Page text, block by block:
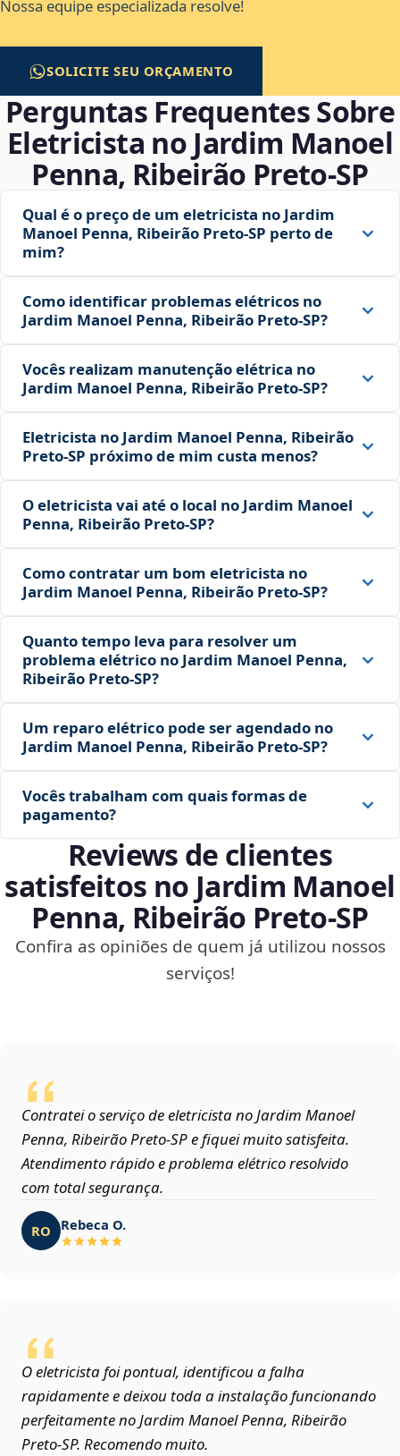
Nossa equipe especializada resolve!
SOLICITE SEU ORÇAMENTO
Perguntas Frequentes Sobre
Eletricista no Jardim Manoel
Penna, Ribeirão Preto‑SP
Qual é o preço de um eletricista no Jardim
Manoel Penna, Ribeirão Preto‑SP perto de
mim?
Como identificar problemas elétricos no
Jardim Manoel Penna, Ribeirão Preto‑SP?
Vocês realizam manutenção elétrica no
Jardim Manoel Penna, Ribeirão Preto‑SP?
Eletricista no Jardim Manoel Penna, Ribeirão
Preto‑SP próximo de mim custa menos?
O eletricista vai até o local no Jardim Manoel
Penna, Ribeirão Preto‑SP?
Como contratar um bom eletricista no
Jardim Manoel Penna, Ribeirão Preto‑SP?
Quanto tempo leva para resolver um
problema elétrico no Jardim Manoel Penna,
Ribeirão Preto‑SP?
Um reparo elétrico pode ser agendado no
Jardim Manoel Penna, Ribeirão Preto‑SP?
Vocês trabalham com quais formas de
pagamento?
Reviews de clientes
satisfeitos no Jardim Manoel
Penna, Ribeirão Preto‑SP
Confira as opiniões de quem já utilizou nossos
serviços!
Contratei o serviço de eletricista no Jardim Manoel
Penna, Ribeirão Preto‑SP e fiquei muito satisfeita.
Atendimento rápido e problema elétrico resolvido
com total segurança.
RO Rebeca O.
O eletricista foi pontual, identificou a falha
rapidamente e deixou toda a instalação funcionando
perfeitamente no Jardim Manoel Penna, Ribeirão
Preto‑SP. Recomendo muito.